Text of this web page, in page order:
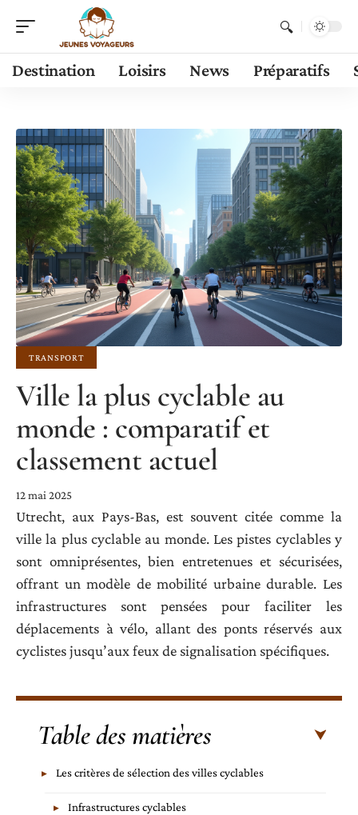
Destination Loisirs News Préparatifs
TRANSPORT
Ville la plus cyclable au
monde : comparatif et
classement actuel
12 mai 2025
Utrecht, aux Pays-Bas, est souvent citée comme la
ville la plus cyclable au monde. Les pistes cyclables y
sont omniprésentes, bien entretenues et sécurisées,
offrant un modèle de mobilité urbaine durable. Les
infrastructures sont pensées pour faciliter les
déplacements à vélo, allant des ponts réservés aux
cyclistes jusqu’aux feux de signalisation spécifiques.
Table des matières
Les critères de sélection des villes cyclables
Infrastructures cyclables